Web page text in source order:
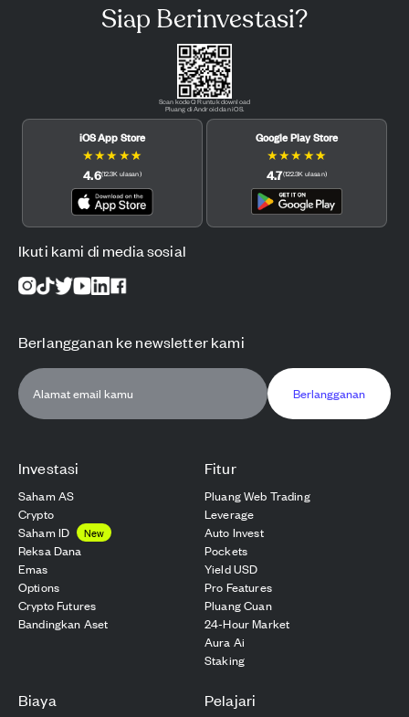
Investasi
Saham AS
Crypto
Saham ID
New
Reksa Dana
Emas
Options
Crypto Futures
Bandingkan Aset
Fitur
Pluang Web Trading
Leverage
Auto Invest
Pockets
Yield USD
Pro Features
Pluang Cuan
24-Hour Market
Aura Ai
Staking
Biaya Pelajari
Siap Berinvestasi?
Scan kode QR untuk download
Pluang di Android dan iOS.
iOS App Store
★★★ ★★
4.6(12.3K ulasan)
Google Play Store
★★★ ★★
4.7(122.3K ulasan)
Ikuti kami di media sosial
Berlangganan ke newsletter kami
Berlangganan